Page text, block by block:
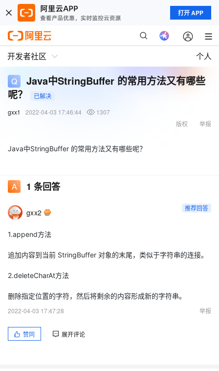
打开 APP
开发者社区 个人
Java中StringBuffer 的常用方法又有哪些
呢？
已解决
gxx1
2022-04-03 17:46:44
1307
举报
版权
Java中StringBuffer 的常用方法又有哪些呢？
1 条回答
gxx2 推荐回答
1.append方法
追加内容到当前 StringBuffer 对象的末尾，类似于字符串的连接。
2.deleteCharAt方法
删除指定位置的字符，然后将剩余的内容形成新的字符串。
2022-04-03 17:47:28
举报
赞同 展开评论